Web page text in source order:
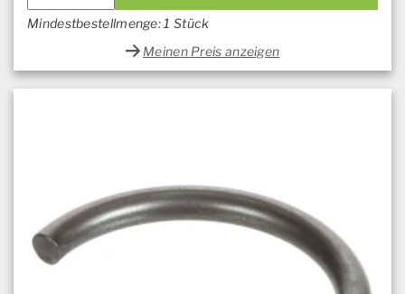
Mindestbestellmenge: 1 Stück
Meinen Preis anzeigen